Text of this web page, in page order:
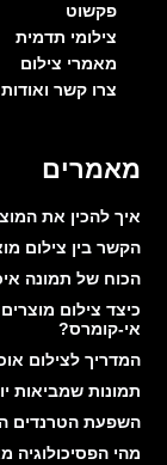
פקשוט
צילומי תדמית
מאמרי צילום
צרו קשר ואודות
מאמרים
איך להכין את
הקשר בין צילום
הכוח של תמונה
כיצד צילום
אי-קומרס?
המדריך לצילום
תמונות שמביאות
השפעת הטרנדים
מהי הפסיכולוגיה